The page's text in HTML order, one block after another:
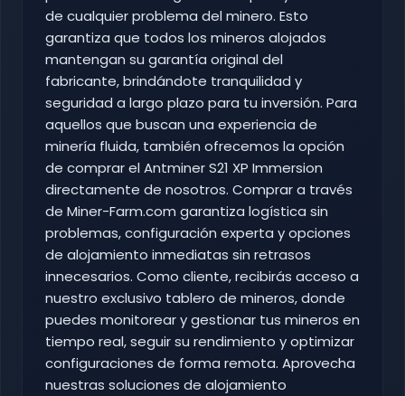
de cualquier problema del minero. Esto
garantiza que todos los mineros alojados
mantengan su garantía original del
fabricante, brindándote tranquilidad y
seguridad a largo plazo para tu inversión. Para
aquellos que buscan una experiencia de
minería fluida, también ofrecemos la opción
de comprar el Antminer S21 XP Immersion
directamente de nosotros. Comprar a través
de Miner-Farm.com garantiza logística sin
problemas, configuración experta y opciones
de alojamiento inmediatas sin retrasos
innecesarios. Como cliente, recibirás acceso a
nuestro exclusivo tablero de mineros, donde
puedes monitorear y gestionar tus mineros en
tiempo real, seguir su rendimiento y optimizar
configuraciones de forma remota. Aprovecha
nuestras soluciones de alojamiento